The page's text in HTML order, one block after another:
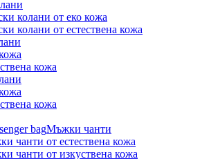
колани от еко кожа
колани от естествена кожа
кожа
кожа
Мъжки чанти
чанти от естествена кожа
чанти от изкуствена кожа